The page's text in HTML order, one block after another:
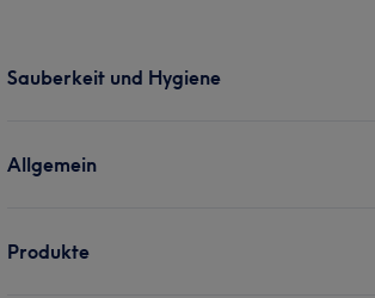
Sauberkeit und Hygiene
Allgemein
Produkte